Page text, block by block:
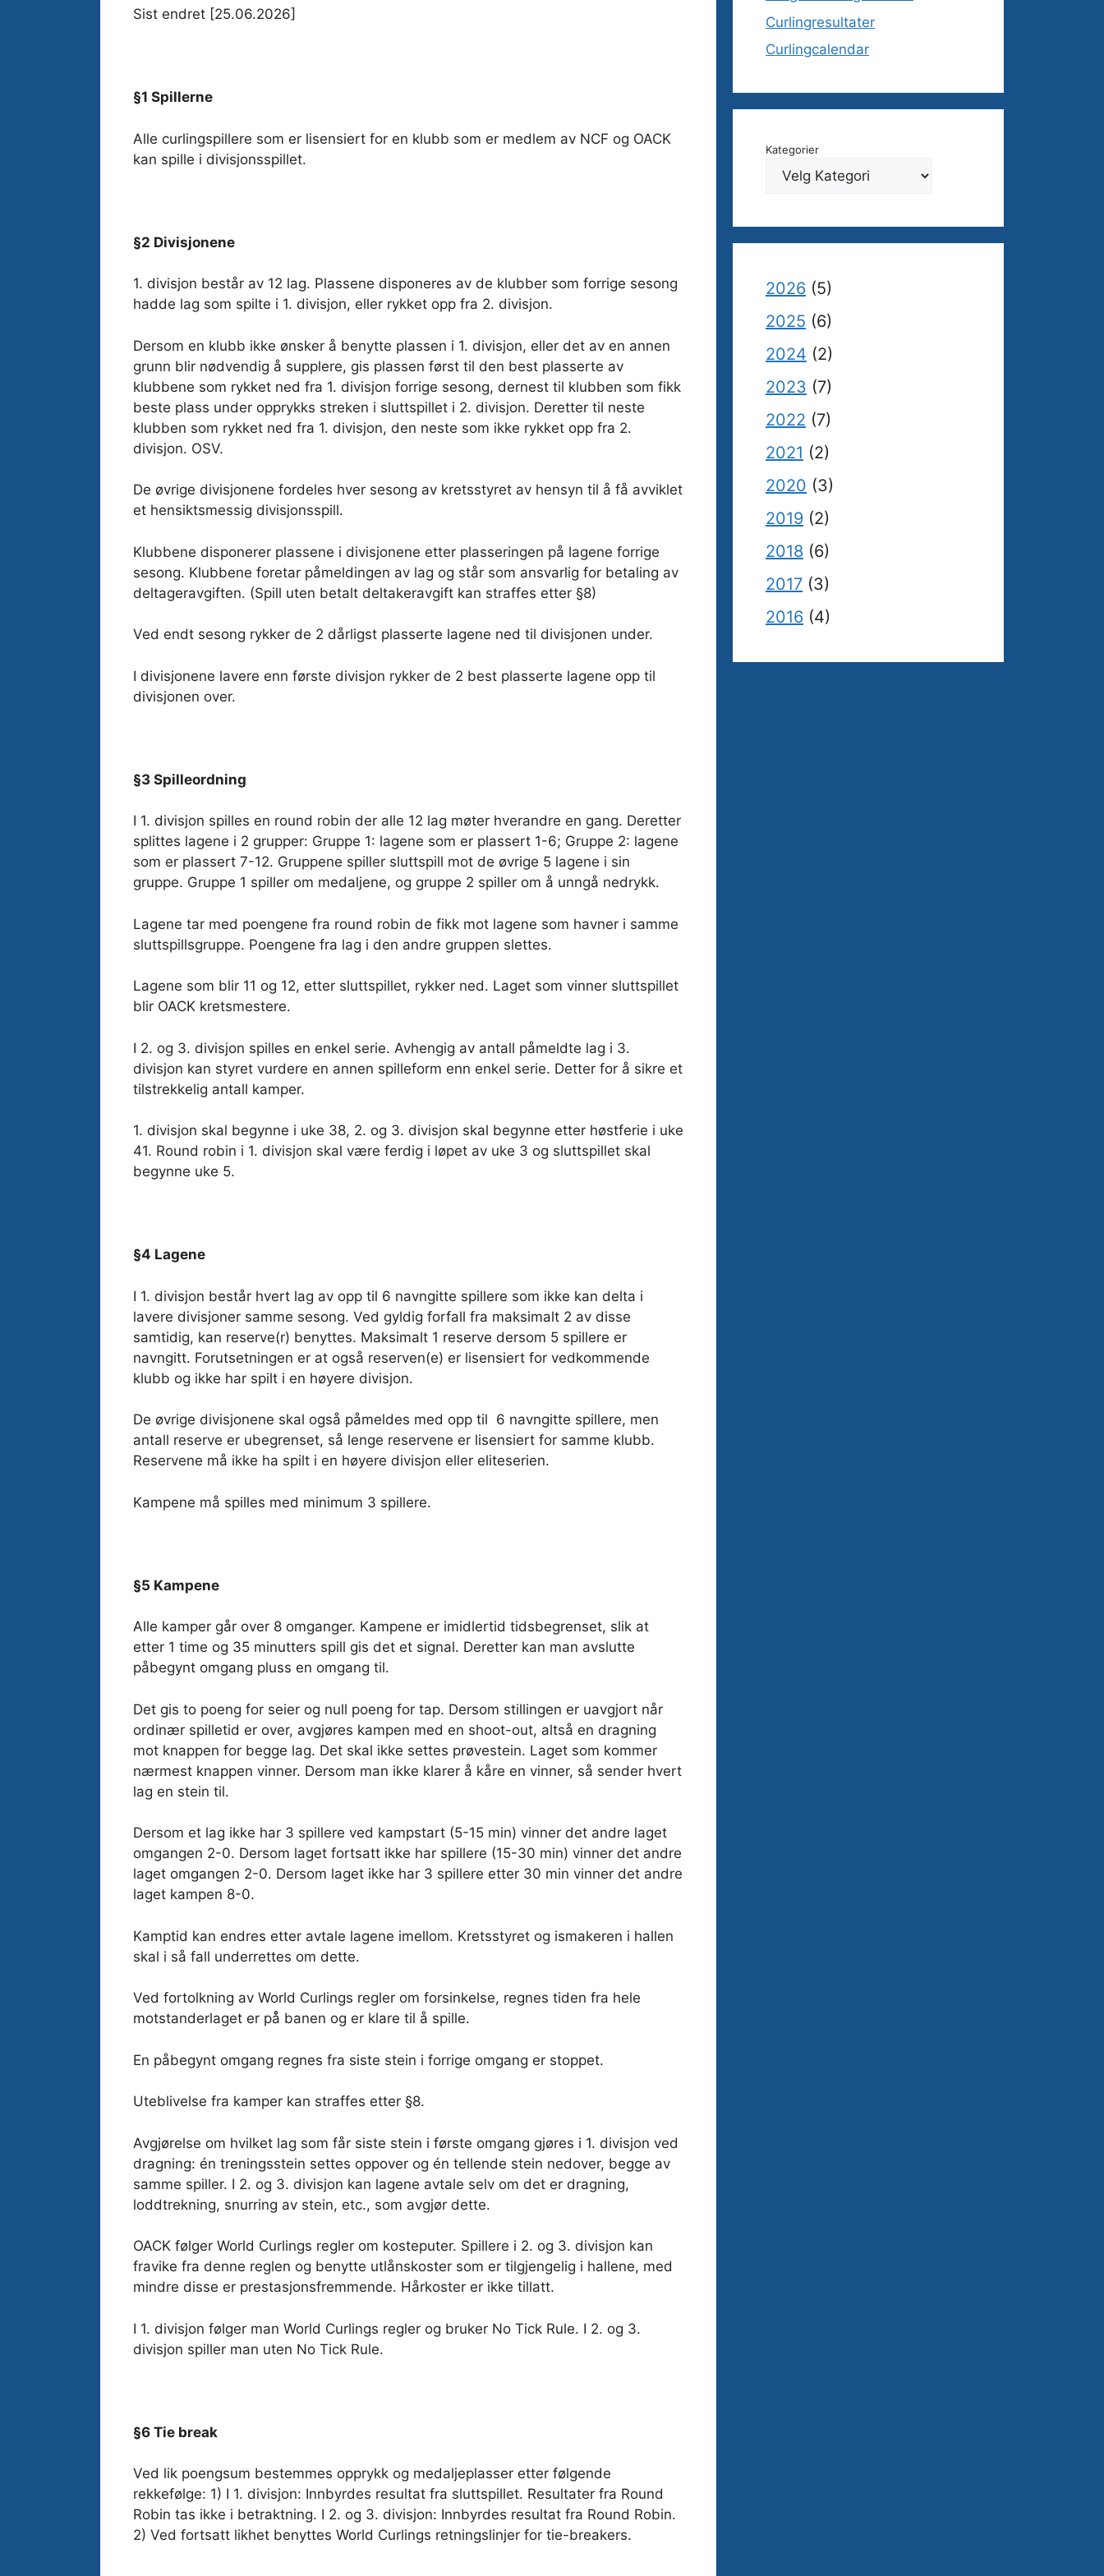
Sist endret [25.06.2026]
§1 Spillerne
Alle curlingspillere som er lisensiert for en klubb som er medlem av NCF og OACK
kan spille i divisjonsspillet.
§2 Divisjonene
1. divisjon består av 12 lag. Plassene disponeres av de klubber som forrige sesong
hadde lag som spilte i 1. divisjon, eller rykket opp fra 2. divisjon.
Dersom en klubb ikke ønsker å benytte plassen i 1. divisjon, eller det av en annen
grunn blir nødvendig å supplere, gis plassen først til den best plasserte av
klubbene som rykket ned fra 1. divisjon forrige sesong, dernest til klubben som fikk
beste plass under opprykks streken i sluttspillet i 2. divisjon. Deretter til neste
klubben som rykket ned fra 1. divisjon, den neste som ikke rykket opp fra 2.
divisjon. OSV.
De øvrige divisjonene fordeles hver sesong av kretsstyret av hensyn til å få avviklet
et hensiktsmessig divisjonsspill.
Klubbene disponerer plassene i divisjonene etter plasseringen på lagene forrige
sesong. Klubbene foretar påmeldingen av lag og står som ansvarlig for betaling av
deltageravgiften. (Spill uten betalt deltakeravgift kan straffes etter §8)
Ved endt sesong rykker de 2 dårligst plasserte lagene ned til divisjonen under.
I divisjonene lavere enn første divisjon rykker de 2 best plasserte lagene opp til
divisjonen over.
§3 Spilleordning
I 1. divisjon spilles en round robin der alle 12 lag møter hverandre en gang. Deretter
splittes lagene i 2 grupper: Gruppe 1: lagene som er plassert 1-6; Gruppe 2: lagene
som er plassert 7-12. Gruppene spiller sluttspill mot de øvrige 5 lagene i sin
gruppe. Gruppe 1 spiller om medaljene, og gruppe 2 spiller om å unngå nedrykk.
Lagene tar med poengene fra round robin de fikk mot lagene som havner i samme
sluttspillsgruppe. Poengene fra lag i den andre gruppen slettes.
Lagene som blir 11 og 12, etter sluttspillet, rykker ned. Laget som vinner sluttspillet
blir OACK kretsmestere.
I 2. og 3. divisjon spilles en enkel serie. Avhengig av antall påmeldte lag i 3.
divisjon kan styret vurdere en annen spilleform enn enkel serie. Detter for å sikre et
tilstrekkelig antall kamper.
1. divisjon skal begynne i uke 38, 2. og 3. divisjon skal begynne etter høstferie i uke
41. Round robin i 1. divisjon skal være ferdig i løpet av uke 3 og sluttspillet skal
begynne uke 5.
§4 Lagene
I 1. divisjon består hvert lag av opp til 6 navngitte spillere som ikke kan delta i
lavere divisjoner samme sesong. Ved gyldig forfall fra maksimalt 2 av disse
samtidig, kan reserve(r) benyttes. Maksimalt 1 reserve dersom 5 spillere er
navngitt. Forutsetningen er at også reserven(e) er lisensiert for vedkommende
klubb og ikke har spilt i en høyere divisjon.
De øvrige divisjonene skal også påmeldes med opp til 6 navngitte spillere, men
antall reserve er ubegrenset, så lenge reservene er lisensiert for samme klubb.
Reservene må ikke ha spilt i en høyere divisjon eller eliteserien.
Kampene må spilles med minimum 3 spillere.
§5 Kampene
Alle kamper går over 8 omganger. Kampene er imidlertid tidsbegrenset, slik at
etter 1 time og 35 minutters spill gis det et signal. Deretter kan man avslutte
påbegynt omgang pluss en omgang til.
Det gis to poeng for seier og null poeng for tap. Dersom stillingen er uavgjort når
ordinær spilletid er over, avgjøres kampen med en shoot-out, altså en dragning
mot knappen for begge lag. Det skal ikke settes prøvestein. Laget som kommer
nærmest knappen vinner. Dersom man ikke klarer å kåre en vinner, så sender hvert
lag en stein til.
Dersom et lag ikke har 3 spillere ved kampstart (5-15 min) vinner det andre laget
omgangen 2-0. Dersom laget fortsatt ikke har spillere (15-30 min) vinner det andre
laget omgangen 2-0. Dersom laget ikke har 3 spillere etter 30 min vinner det andre
laget kampen 8-0.
Kamptid kan endres etter avtale lagene imellom. Kretsstyret og ismakeren i hallen
skal i så fall underrettes om dette.
Ved fortolkning av World Curlings regler om forsinkelse, regnes tiden fra hele
motstanderlaget er på̊ banen og er klare til å spille.
En påbegynt omgang regnes fra siste stein i forrige omgang er stoppet.
Uteblivelse fra kamper kan straffes etter §8.
Avgjørelse om hvilket lag som får siste stein i første omgang gjøres i 1. divisjon ved
dragning: én treningsstein settes oppover og én tellende stein nedover, begge av
samme spiller. I 2. og 3. divisjon kan lagene avtale selv om det er dragning,
loddtrekning, snurring av stein, etc., som avgjør dette.
OACK følger World Curlings regler om kosteputer. Spillere i 2. og 3. divisjon kan
fravike fra denne reglen og benytte utlånskoster som er tilgjengelig i hallene, med
mindre disse er prestasjonsfremmende. Hårkoster er ikke tillatt.
I 1. divisjon følger man World Curlings regler og bruker No Tick Rule. I 2. og 3.
divisjon spiller man uten No Tick Rule.
§6 Tie break
Ved lik poengsum bestemmes opprykk og medaljeplasser etter følgende
rekkefølge: 1) I 1. divisjon: Innbyrdes resultat fra sluttspillet. Resultater fra Round
Robin tas ikke i betraktning. I 2. og 3. divisjon: Innbyrdes resultat fra Round Robin.
2) Ved fortsatt likhet benyttes World Curlings retningslinjer for tie-breakers.
Curlingresultater
Curlingcalendar
Kategorier
2026 (5)
2025 (6)
2024 (2)
2023 (7)
2022 (7)
2021 (2)
2020 (3)
2019 (2)
2018 (6)
2017 (3)
2016 (4)